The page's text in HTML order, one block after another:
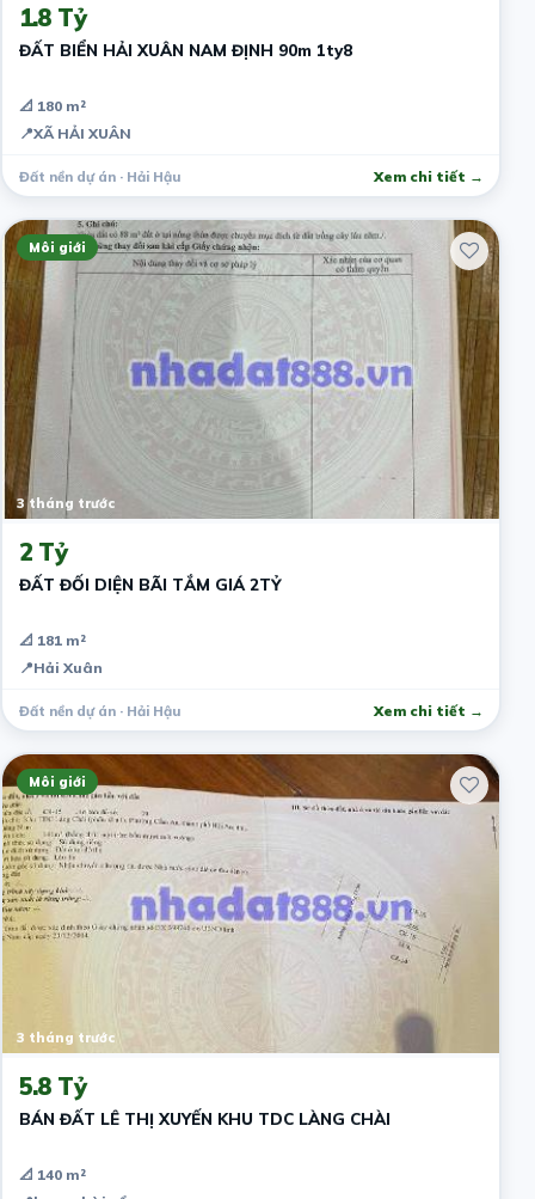
1.8 Tỷ
ĐẤT BIỂN HẢI XUÂN NAM ĐỊNH 90m 1ty8
📐 180 m²
📍XÃ HẢI XUÂN
Đất nền dự án · Hải Hậu Xem chi tiết →
Môi giới
3 tháng trước
2 Tỷ
ĐẤT ĐỐI DIỆN BÃI TẮM GIÁ 2TỶ
📐 181 m²
📍Hải Xuân
Đất nền dự án · Hải Hậu Xem chi tiết →
Môi giới
3 tháng trước
5.8 Tỷ
BÁN ĐẤT LÊ THỊ XUYẾN KHU TDC LÀNG CHÀI
📐 140 m²